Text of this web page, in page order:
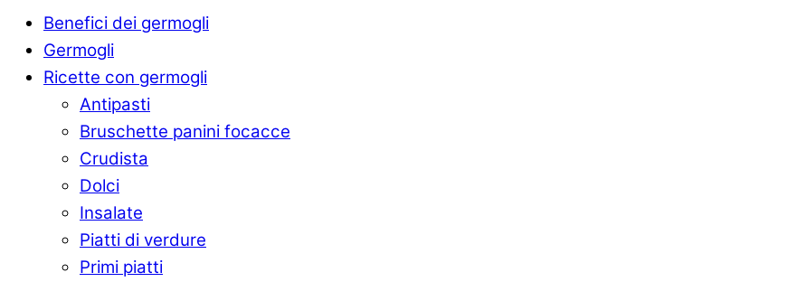
Benefici dei germogli
Germogli
Ricette con germogli
Antipasti
Bruschette panini focacce
Crudista
Dolci
Insalate
Piatti di verdure
Primi piatti